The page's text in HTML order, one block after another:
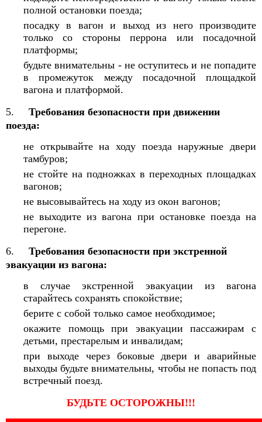
полной остановки поезда;
посадку в вагон и выход из него производите
только со стороны перрона или посадочной
платформы;
будьте внимательны - не оступитесь и не попадите
в промежуток между посадочной площадкой
вагона и платформой.
5. Требования безопасности при движении
поезда:
не открывайте на ходу поезда наружные двери
тамбуров;
не стойте на подножках в переходных площадках
вагонов;
не высовывайтесь на ходу из окон вагонов;
не выходите из вагона при остановке поезда на
перегоне.
6. Требования безопасности при экстренной
эвакуации из вагона:
в случае экстренной эвакуации из вагона
старайтесь сохранять спокойствие;
берите с собой только самое необходимое;
окажите помощь при эвакуации пассажирам с
детьми, престарелым и инвалидам;
при выходе через боковые двери и аварийные
выходы будьте внимательны, чтобы не попасть под
встречный поезд.
БУДЬТЕ ОСТОРОЖНЫ!!!